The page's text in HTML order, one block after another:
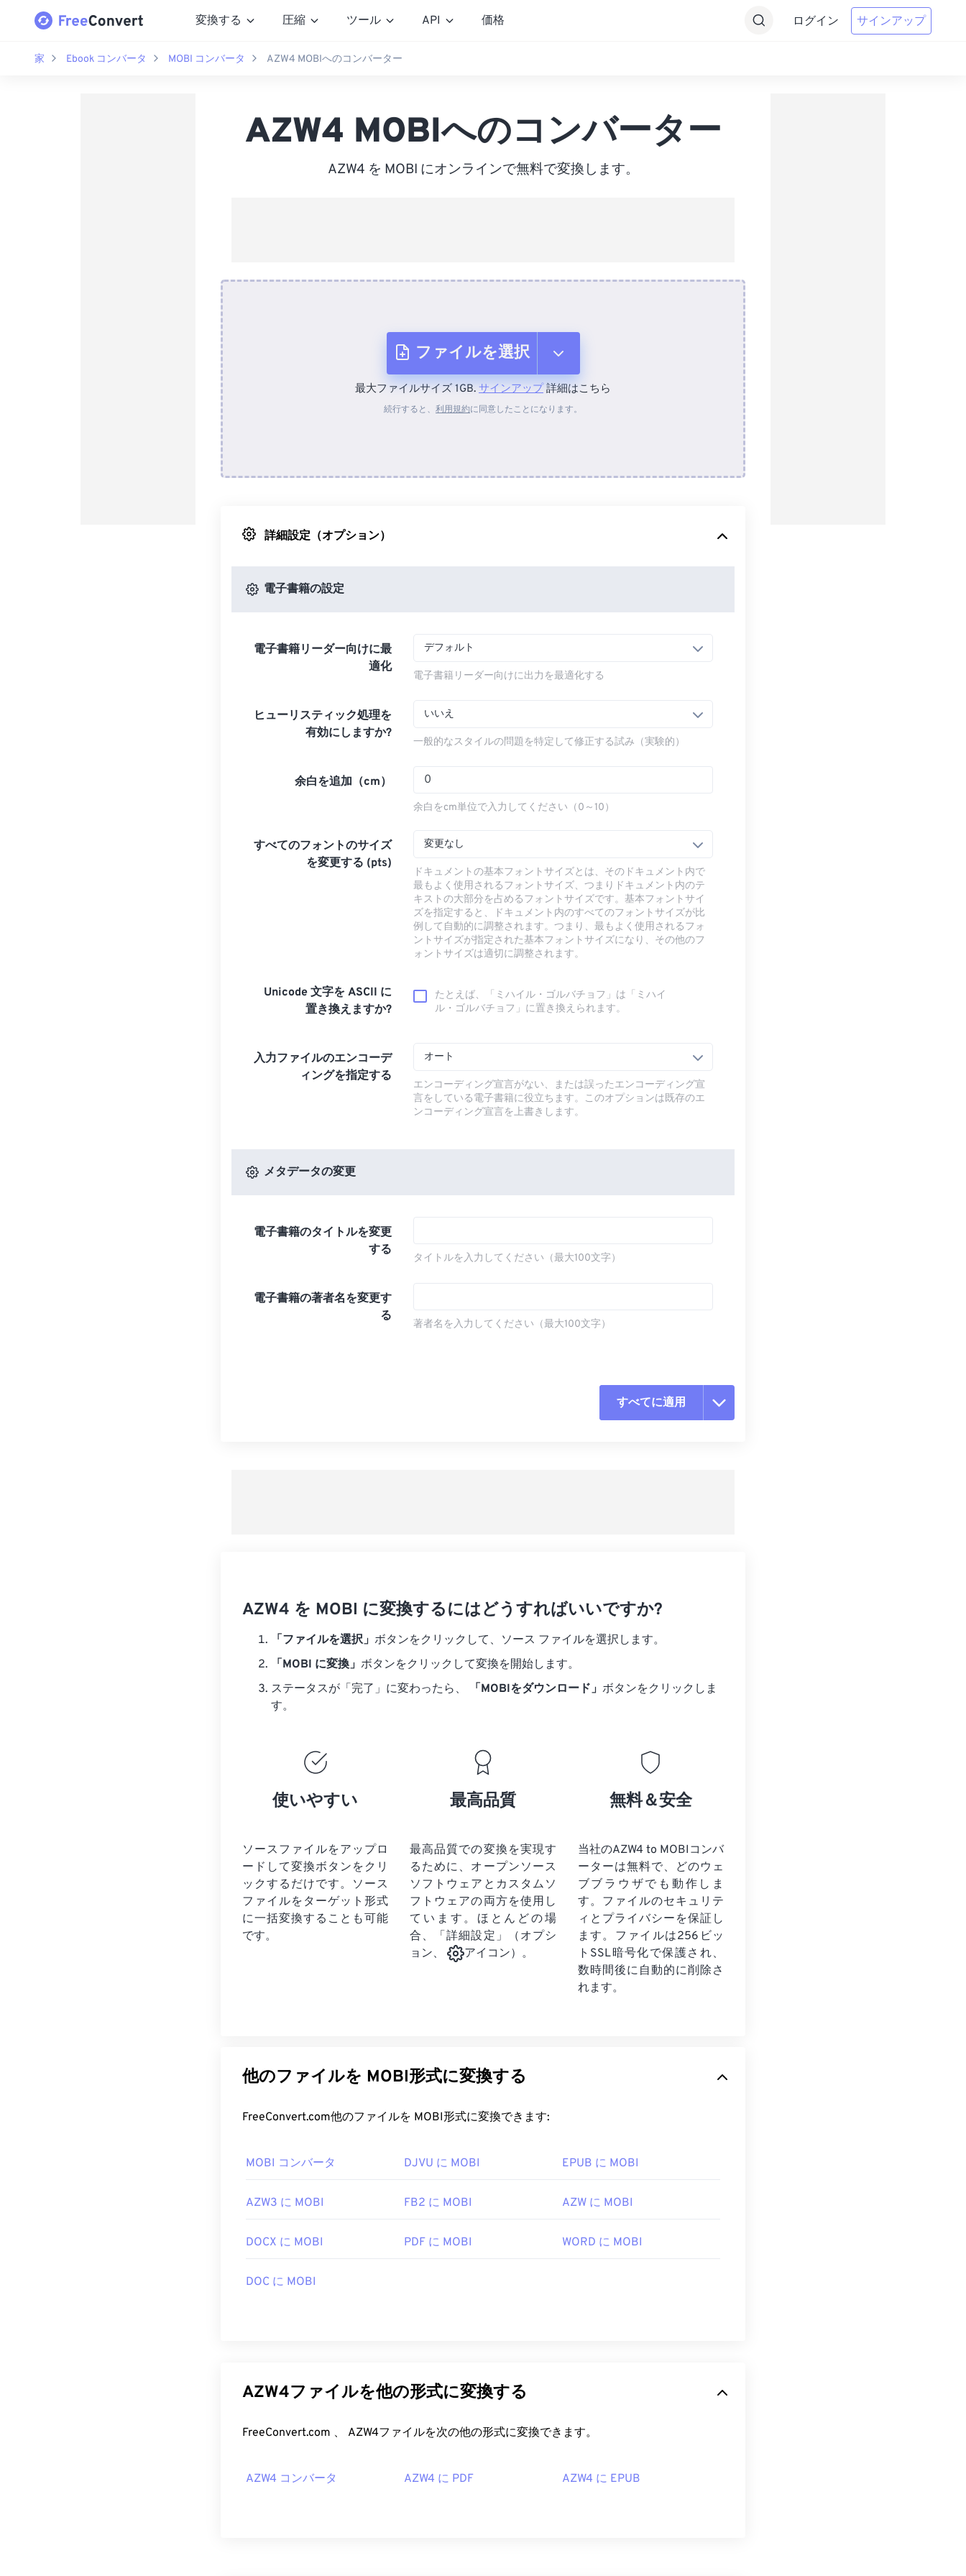
変換する 圧縮 ツール API 価格 ログイン サインアップ
家 Ebook コンバータ MOBI コンバータ AZW4 MOBIへのコンバーター
AZW4 MOBIへのコンバーター
AZW4 を MOBI にオンラインで無料で変換します。
ファイルを選択
デバイスから
最大ファイルサイズ 1GB. サインアップ詳細はこちら
続行すると、 利用規約に同意したことになります。
詳細設定（オプション）
電子書籍の設定
電子書籍リーダー向けに最
適化
デフォルト
電子書籍リーダー向けに出力を最適化する
ヒューリスティック処理を
有効にしますか?
いいえ
一般的なスタイルの問題を特定して修正する試み（実験的）
余白を追加（cm）
余白をcm単位で入力してください（0～10）
すべてのフォントのサイズ
を変更する (pts)
変更なし
ドキュメントの基本フォントサイズとは、そのドキュメント内で
最もよく使用されるフォントサイズ、つまりドキュメント内のテ
キストの大部分を占めるフォントサイズです。基本フォントサイ
ズを指定すると、ドキュメント内のすべてのフォントサイズが比
例して自動的に調整されます。つまり、最もよく使用されるフォ
ントサイズが指定された基本フォントサイズになり、その他のフ
ォントサイズは適切に調整されます。
Unicode 文字を ASCII に
置き換えますか?
たとえば、「ミハイル・ゴルバチョフ」は「ミハイ
ル・ゴルバチョフ」に置き換えられます。
入力ファイルのエンコーデ
ィングを指定する
オート
エンコーディング宣言がない、または誤ったエンコーディング宣
言をしている電子書籍に役立ちます。このオプションは既存のエ
ンコーディング宣言を上書きします。
メタデータの変更
電子書籍のタイトルを変更
する
タイトルを入力してください（最大100文字）
電子書籍の著者名を変更す
る
著者名を入力してください（最大100文字）
すべてに適用
AZW4 を MOBI に変換するにはどうすればいいですか?
「ファイルを選択」 ボタンをクリックして、ソース ファイルを選択します。
「MOBI に変換」 ボタンをクリックして変換を開始します。
ステータスが「完了」に変わったら、
「MOBIをダウンロード」 ボタンをクリックしま
す。
使いやすい
ソースファイルをアップロ
ードして変換ボタンをクリ
ックするだけです。 ソース
ファイルを ターゲット形式
に一括変換することも可能
です。
最高品質
最高品質での変換を実現す
るために、オープンソース
ソフトウェアとカスタムソ
フトウェアの両方を使用し
ています。ほとんどの場
合、「詳細設定」（オプシ
ョン、
アイコン）。
無料＆安全
当社のAZW4 to MOBIコンバ
ーターは無料で、どのウェ
ブブラウザでも動作しま
す。ファイルのセキュリテ
ィとプライバシーを保証し
ます。ファイルは256ビッ
トSSL暗号化で保護され、
数時間後に自動的に削除さ
れます。
他のファイルを MOBI形式に変換する
FreeConvert.com他のファイルを MOBI形式に変換できます:
MOBI コンバータ DJVU に MOBI EPUB に MOBI
AZW3 に MOBI FB2 に MOBI AZW に MOBI
DOCX に MOBI PDF に MOBI WORD に MOBI
DOC に MOBI
AZW4ファイルを他の形式に変換する
FreeConvert.com 、 AZW4ファイルを次の他の形式に変換できます。
AZW4 コンバータ AZW4 に PDF AZW4 に EPUB